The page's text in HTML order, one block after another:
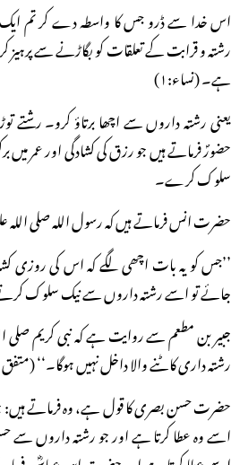
اس خدا سے ڈرو جس کا واسطہ دے کر تم ایک
رشتہ و قرابت کے تعلقات کو بگاڑنے سے پرہیز
ہے۔ (نساء:۱)
یعنی رشتہ داروں سے اچھا برتاؤ کرو۔
حضورؐ فرماتے ہیں جو رزق کی کشادگی اور عمر
سلوک کرے۔
حضرت انس فرماتے ہیں کہ رسول اللہ صلی اللہ
’’جس کو یہ بات اچھی لگے کہ اس کی روزی
جائے تو اسے رشتہ داروں سے نیک سلوک
جبیر بن مطعم سے روایت ہے کہ نبی کریم صلی
رشتہ داری کاٹنے والا داخل نہیں ہوگا۔‘‘
حضرت حسن بصری کا قول ہے، وہ فرماتے ہیں:
اسے وہ عطا کرتا ہے اور جو رشتہ داروں